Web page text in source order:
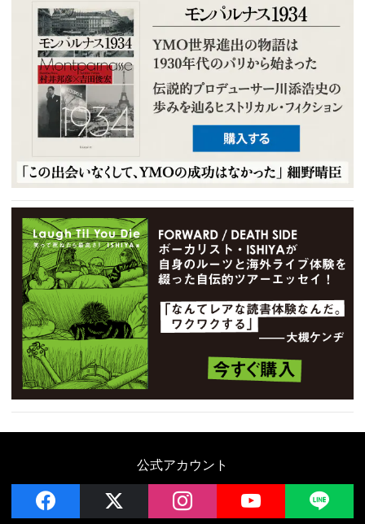
公式アカウント
facebook instagram YouTube